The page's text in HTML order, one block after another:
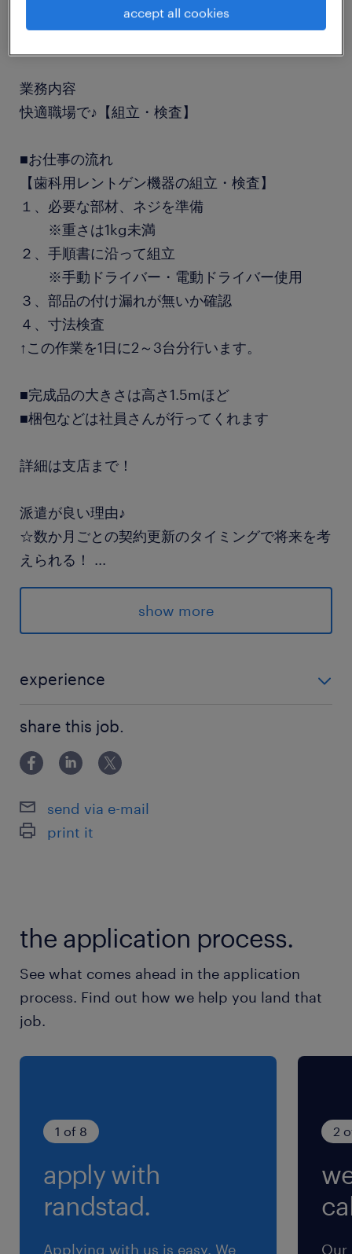
業務内容
快適職場で♪【組立・検査】
■お仕事の流れ
【歯科用レントゲン機器の組立・検査】
１、必要な部材、ネジを準備
※重さは1kg未満
２、手順書に沿って組立
※手動ドライバー・電動ドライバー使用
３、部品の付け漏れが無いか確認
４、寸法検査
↑この作業を1日に2～3台分行います。
■完成品の大きさは高さ1.5mほど
■梱包などは社員さんが行ってくれます
詳細は支店まで！
派遣が良い理由♪
☆数か月ごとの契約更新のタイミングで将来を考
えられる！ ...
☆職場の相談はランスタッド担当者に伝えればイ
☆退職代行不要！契約満了退職ならランスタッド
歯科医療機器の製造・輸入を行っている企業さま
です。
工場内は空調あり！きれいな作業現場です。
最寄駅
常磐線／ひたち野うしく駅（車13分）
休日休暇
土日祝日休み（完全週休2日制）※月曜～金曜ま
での週5日勤務となります
就業時間
残業
最大月10時間ほど
show more
experience
くり検討してOK！／ 〇詳細は登録時にご案内 〇見学
は随時可能です！ 〇仕事内容・仕事環境・その他ご条
件 全てにご納得いただてからスタート！
share this job.
send via e-mail
print it
the application process.
See what comes ahead in the application
process. Find out how we help you land that
job.
1 of 8
apply with
randstad.
Applying with us is easy. We
2
Our
accept all cookies